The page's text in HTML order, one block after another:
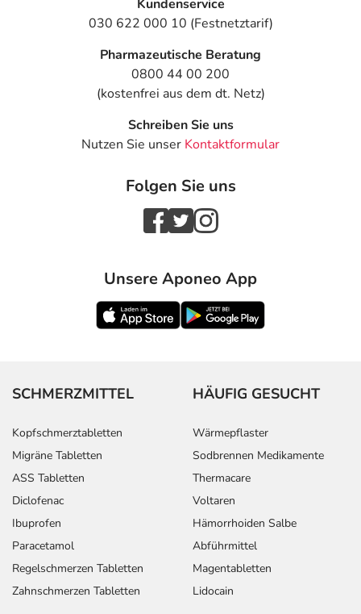
Kundenservice
030 622 000 10 (Festnetztarif)
Pharmazeutische Beratung
0800 44 00 200
(kostenfrei aus dem dt. Netz)
Schreiben Sie uns
Nutzen Sie unser Kontaktformular
Folgen Sie uns
Unsere Aponeo App
SCHMERZMITTEL
Kopfschmerztabletten
Migräne Tabletten
ASS Tabletten
Diclofenac
Ibuprofen
Paracetamol
Regelschmerzen Tabletten
Zahnschmerzen Tabletten
HÄUFIG GESUCHT
Wärmepflaster
Sodbrennen Medikamente
Thermacare
Voltaren
Hämorrhoiden Salbe
Abführmittel
Magentabletten
Lidocain